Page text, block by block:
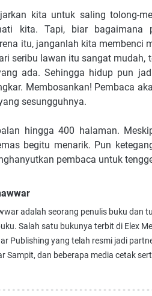
kita untuk saling tolong-
kita. Tapi, biar bagaimana
itu, janganlah kita membenci
seribu lawan itu sangat
ada. Sehingga hidup pun
Membosankan! Pembaca
sesungguhnya.
hingga 400 halaman.
begitu menarik. Pun
pembaca untuk
adalah seorang penulis buku dan
Salah satu bukunya terbit di Elex
Publishing yang telah resmi jadi
Sampit, dan beberapa media cetak